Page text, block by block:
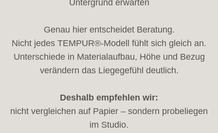
Untergrund erwarten
Genau hier entscheidet Beratung.
Nicht jedes TEMPUR®-Modell fühlt sich gleich an.
Unterschiede in Materialaufbau, Höhe und Bezug
verändern das Liegegefühl deutlich.
Deshalb empfehlen wir:
nicht vergleichen auf Papier – sondern probeliegen
im Studio.